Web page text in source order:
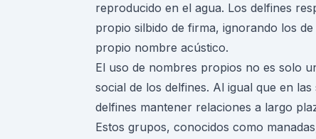
reproducido en el agua. Los delfines
propio silbido de firma, ignorando los
propio nombre acústico.
El uso de nombres propios no es solo
social de los delfines. Al igual que en
delfines mantener relaciones a largo
Estos grupos, conocidos como